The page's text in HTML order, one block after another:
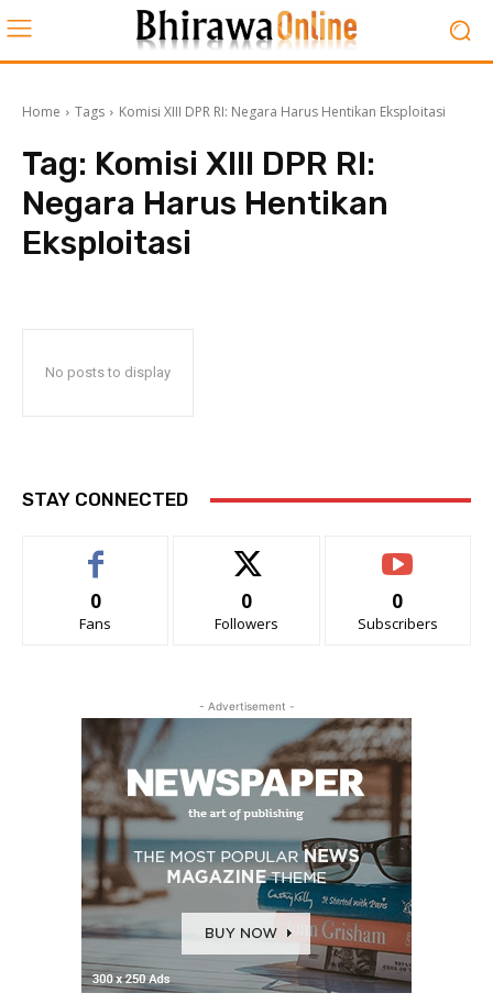
Home Tags Komisi XIII DPR RI: Negara Harus Hentikan Eksploitasi
Tag: Komisi XIII DPR RI:
Negara Harus Hentikan
Eksploitasi
No posts to display
STAY CONNECTED
0
Fans
0
Followers
0
Subscribers
- Advertisement -